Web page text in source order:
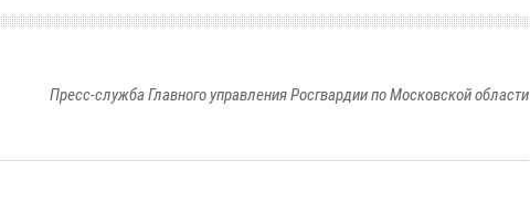
Пресс-служба Главного управления Росгвардии по Московской области